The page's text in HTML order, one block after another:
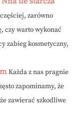
zarówno
czy warto wykonać
zabieg kosmetyczny,
Każda z nas pragnie
zapominamy, że
zawierać szkodliwe